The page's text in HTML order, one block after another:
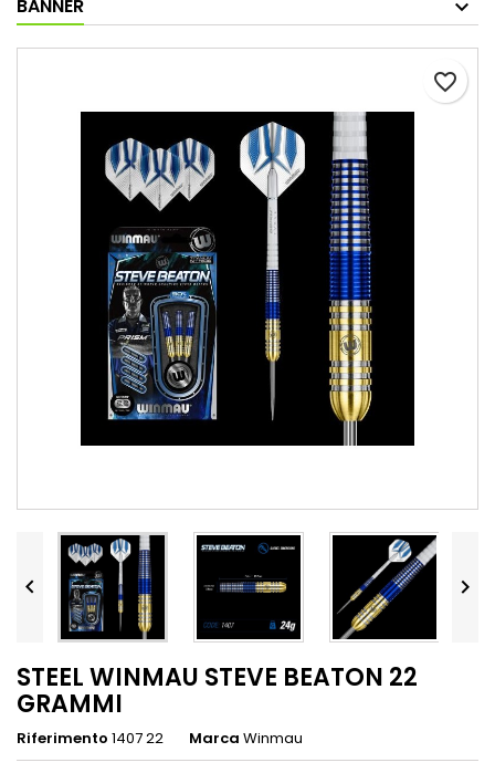
BANNER
favorite_border
 
STEEL WINMAU STEVE BEATON 22
GRAMMI
Riferimento 1407 22 Marca Winmau